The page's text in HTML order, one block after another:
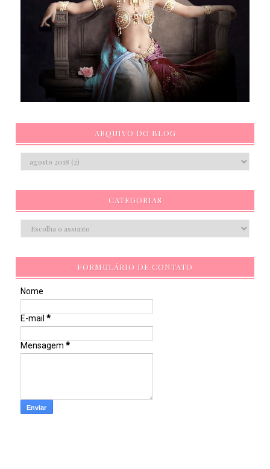
ARQUIVO DO BLOG
CATEGORIAS
FORMULÁRIO DE CONTATO
Nome
E-mail *
Mensagem *